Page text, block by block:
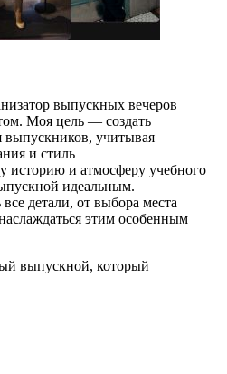
выпускных вечеров
Моя цель — создать
учитывая
и стиль
историю и атмосферу учебного
идеальным.
детали, от выбора места
этим особенным
выпускной, который